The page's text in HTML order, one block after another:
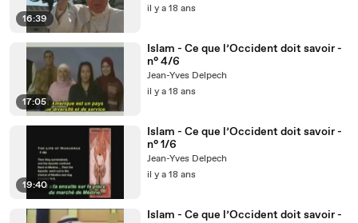
16:39
il y a 18 ans
17:05
Islam - Ce que l’Occident doit savoir -
n° 4/6
Jean-Yves Delpech
il y a 18 ans
19:40
Islam - Ce que l’Occident doit savoir -
n° 1/6
Jean-Yves Delpech
il y a 18 ans
Islam - Ce que l’Occident doit savoir -